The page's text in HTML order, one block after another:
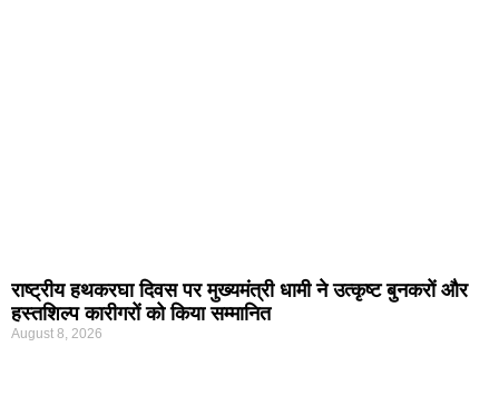
राष्ट्रीय हथकरघा दिवस पर मुख्यमंत्री धामी ने उत्कृष्ट बुनकरों और
हस्तशिल्प कारीगरों को किया सम्मानित
August 8, 2026